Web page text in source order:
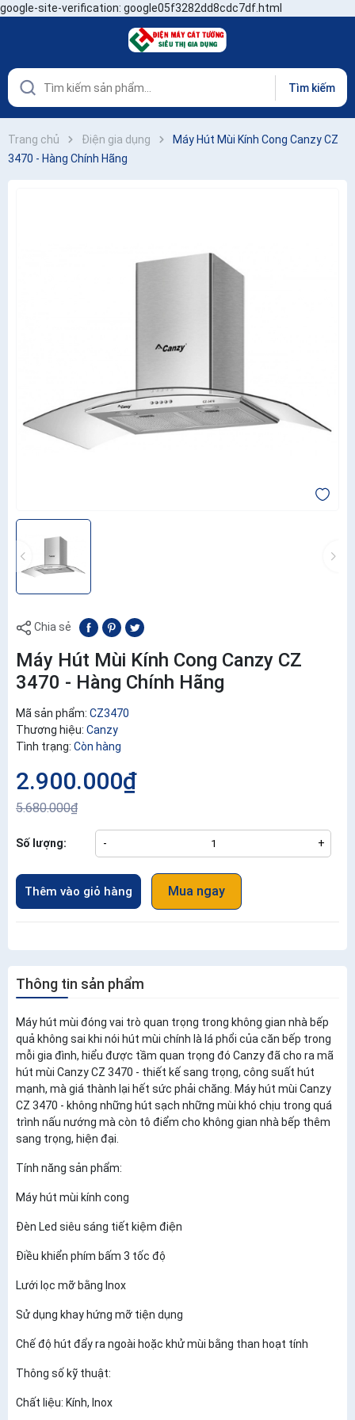
google-site-verification: google05f3282dd8cdc7df.html
Tìm kiếm
Trang chủ Điện gia dụng
Máy Hút Mùi Kính Cong Canzy CZ
3470 - Hàng Chính Hãng
Chia sẻ
Máy Hút Mùi Kính Cong Canzy CZ
3470 - Hàng Chính Hãng
Mã sản phẩm: CZ3470
Thương hiệu: Canzy
Tình trạng: Còn hàng
2.900.000₫
5.680.000₫
Số lượng: - +
Thêm vào giỏ hàng Mua ngay
Thông tin sản phẩm
Máy hút mùi đóng vai trò quan trọng trong không gian nhà bếp
quả không sai khi nói hút mùi chính là lá phổi của căn bếp trong
mỗi gia đình, hiểu được tầm quan trọng đó Canzy đã cho ra mã
hút mùi Canzy CZ 3470 - thiết kế sang trọng, công suất hút
mạnh, mà giá thành lại hết sức phải chăng. Máy hút mùi Canzy
CZ 3470 - không những hút sạch những mùi khó chịu trong quá
trình nấu nướng mà còn tô điểm cho không gian nhà bếp thêm
sang trọng, hiện đại.
Tính năng sản phẩm:
Máy hút mùi kính cong
Đèn Led siêu sáng tiết kiệm điện
Điều khiển phím bấm 3 tốc độ
Lưới lọc mỡ bằng Inox
Sử dụng khay hứng mỡ tiện dụng
Chế độ hút đẩy ra ngoài hoặc khử mùi bằng than hoạt tính
Thông số kỹ thuật:
Chất liệu: Kính, Inox